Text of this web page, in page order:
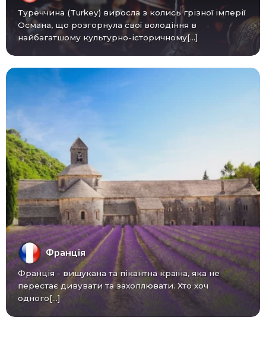
Туреччина (Turkey) виросла з колись грізної імперії
Османа, що розгорнула свої володіння в
найбагатшому культурно-історичному[...]
Франція
Франція - вишукана та пікантна країна, яка не
перестає дивувати та захоплювати. Хто хоч
одного[...]